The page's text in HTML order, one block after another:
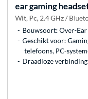
ear gaming
Wit, Pc, 2.4 GHz /
Bouwsoort: Over-
Geschikt voor:
telefoons, PC-
Draadloze